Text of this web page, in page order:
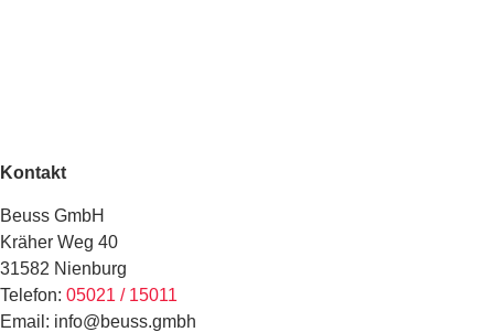
Kontakt
Beuss GmbH
Kräher Weg 40
31582 Nienburg
Telefon: 05021 / 15011
Email: info@beuss.gmbh